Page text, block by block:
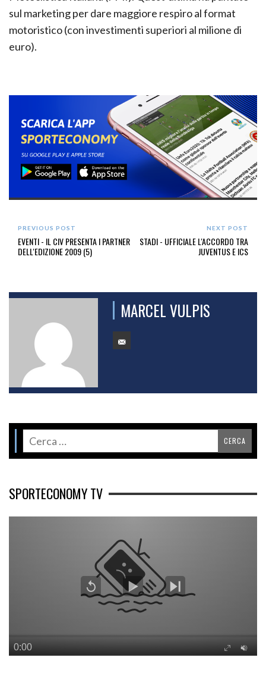
sul marketing per dare maggiore respiro al format
motoristico (con investimenti superiori al milione di
euro).
PREVIOUS POST
EVENTI - IL CIV PRESENTA I PARTNER
DELL'EDIZIONE 2009 (5)
NEXT POST
STADI - UFFICIALE L'ACCORDO TRA
JUVENTUS E ICS
MARCEL VULPIS
SPORTECONOMY TV